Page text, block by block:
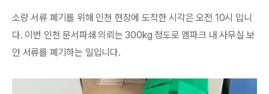
소량 서류 폐기를 위해 인천 현장에 도착한 시각은 오전 10시 입니
다. 이번 인천 문서파쇄 의뢰는 300kg 정도로 엠파크 내 사무실 보
안 서류를 폐기하는 일입니다.